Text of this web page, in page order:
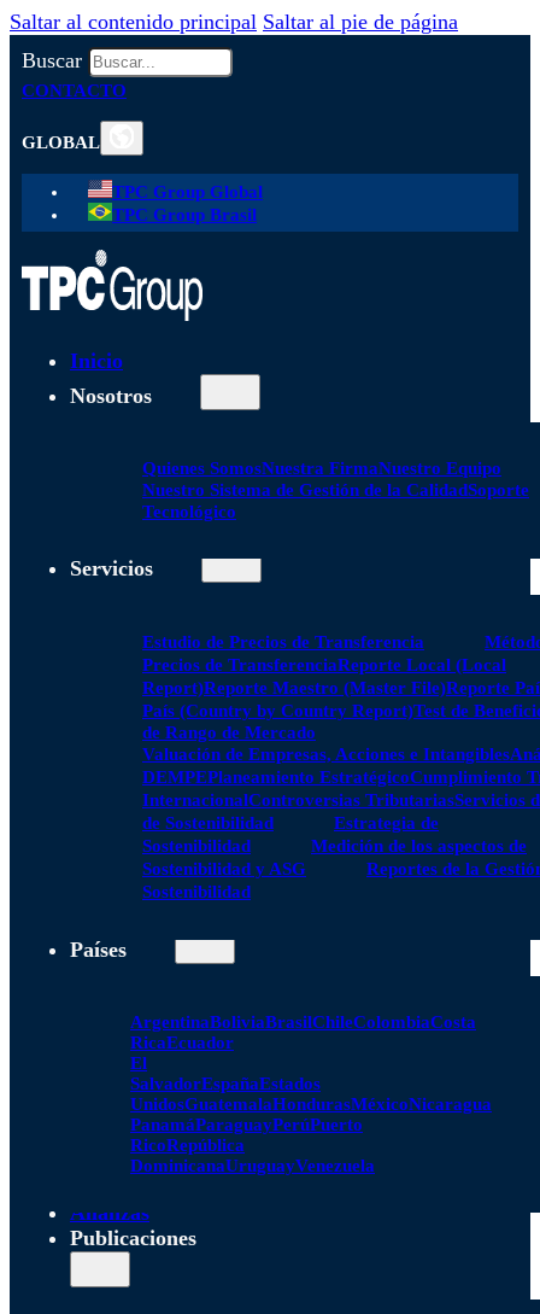
Saltar al contenido principal Saltar al pie de página
Buscar
CONTACTO
GLOBAL
TPC Group Global
TPC Group Brasil
Inicio
Nosotros
Quienes SomosNuestra FirmaNuestro Equipo
Nuestro Sistema de Gestión de la CalidadSoporte
Tecnológico
Servicios
Estudio de Precios de Transferencia
Precios de TransferenciaReporte Local (Local
Report)Reporte Maestro (Master File)Reporte
País (Country by Country Report)Test de
de Rango de Mercado
Valuación de Empresas, Acciones e Intangibles
DEMPEPlaneamiento EstratégicoCumplimiento
InternacionalControversias TributariasServicios
de Sostenibilidad
Estrategia de
Sostenibilidad
Medición de los aspectos de
Sostenibilidad y ASG
Reportes de la
Sostenibilidad
Países
ArgentinaBoliviaBrasilChileColombiaCosta
RicaEcuador
El
SalvadorEspañaEstados
UnidosGuatemalaHondurasMéxicoNicaragua
PanamáParaguayPerúPuerto
RicoRepública
DominicanaUruguayVenezuela
Alianzas
Publicaciones